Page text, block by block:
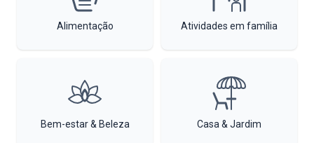
Alimentação Atividades em família
Bem-estar & Beleza Casa & Jardim